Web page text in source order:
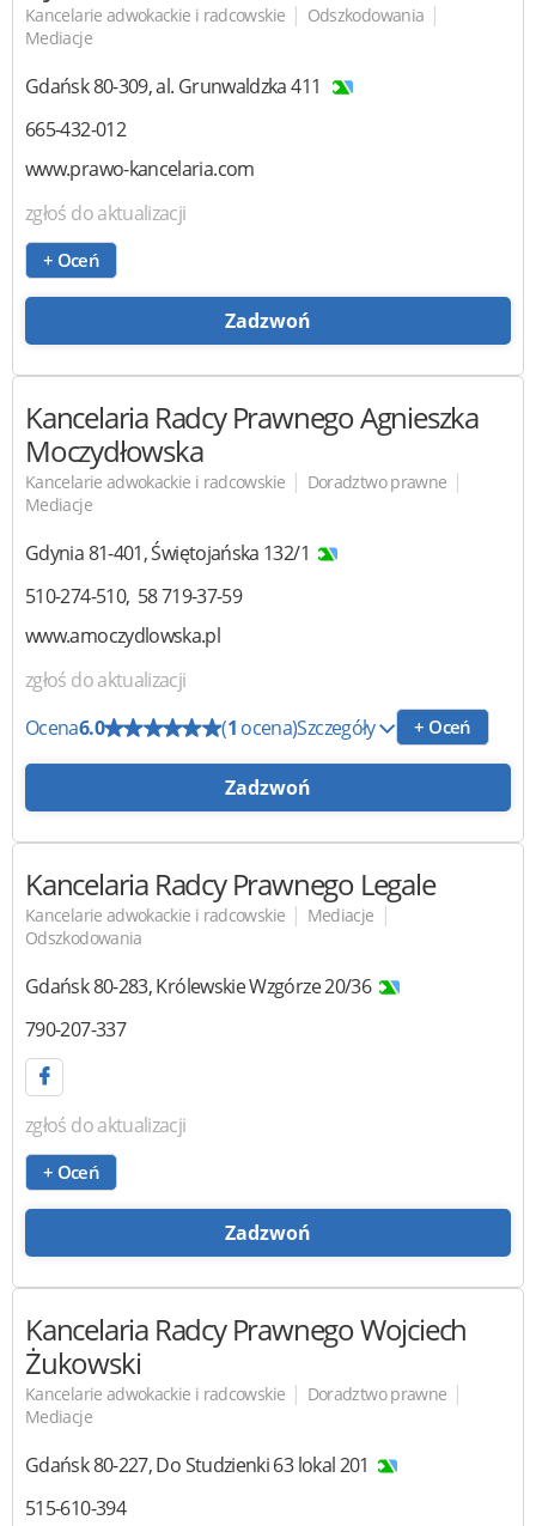
Kancelarie adwokackie i radcowskie | Odszkodowania |
Mediacje
Gdańsk80-309,al. Grunwaldzka 411
665-432-012
www.prawo-kancelaria.com
zgłoś do aktualizacji
+ Oceń
Zadzwoń
Kancelaria Radcy PrawnegoAgnieszka
Moczydłowska
Kancelarie adwokackie i radcowskie | Doradztwo prawne |
Mediacje
Gdynia81-401,Świętojańska 132/1
510-274-510 58 719-37-59
www.amoczydlowska.pl
zgłoś do aktualizacji
Ocena6.0 (1 ocena)Szczegóły + Oceń
Zadzwoń
Kancelaria Radcy Prawnego Legale
Kancelarie adwokackie i radcowskie | Mediacje |
Odszkodowania
Gdańsk80-283,Królewskie Wzgórze 20/36
790-207-337
zgłoś do aktualizacji
+ Oceń
Zadzwoń
Kancelaria Radcy PrawnegoWojciech
Żukowski
Kancelarie adwokackie i radcowskie | Doradztwo prawne |
Mediacje
Gdańsk80-227,Do Studzienki 63 lokal 201
515-610-394